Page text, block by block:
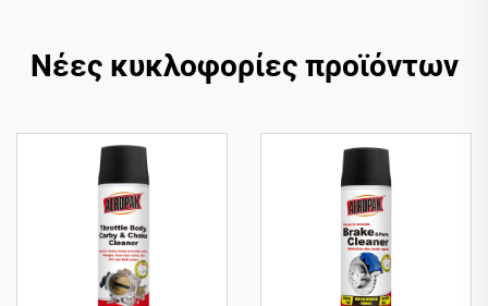
Νέες κυκλοφορίες προϊόντων